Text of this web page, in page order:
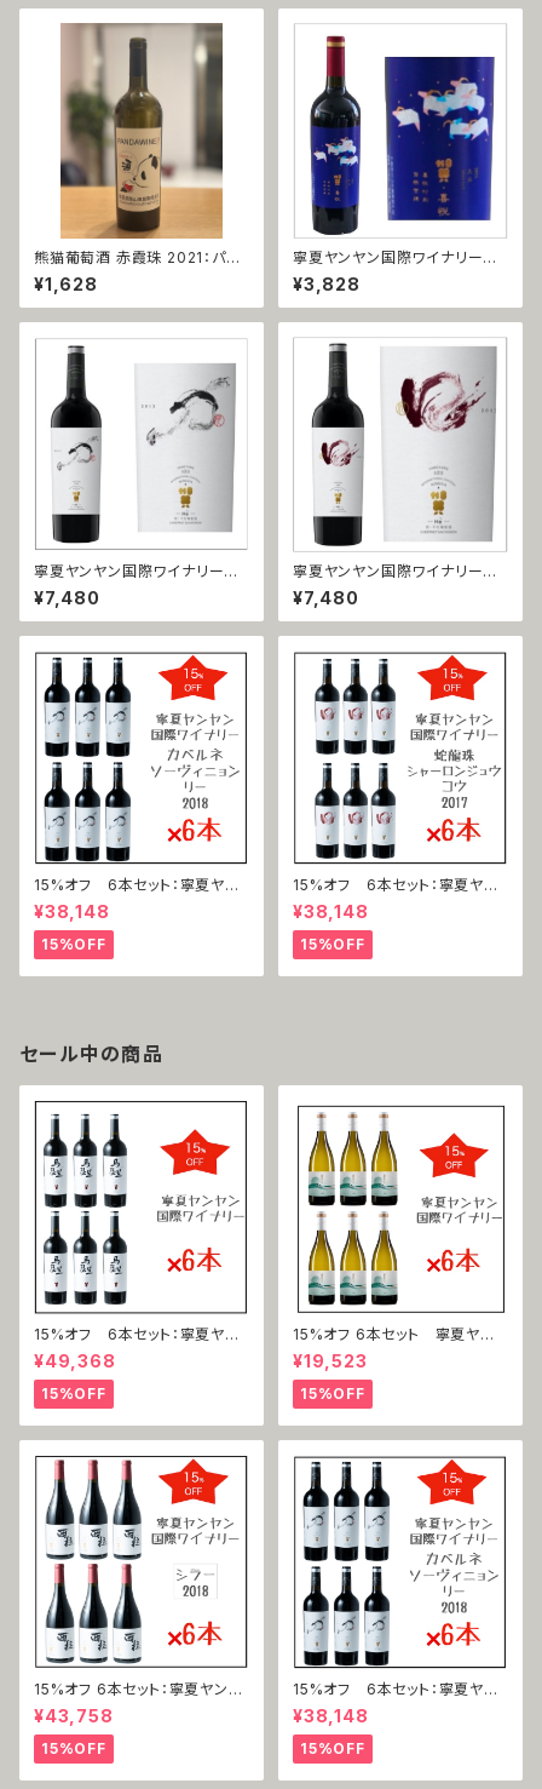
熊猫葡萄酒 赤霞珠 2021：パン
ダワイン カベルネ・ソーヴィニョ
ン 2021
¥1,628
寧夏ヤンヤン国際ワイナリー
美楽（メルロー）2018
¥3,828
寧夏ヤンヤン国際ワイナリー
赤霞珠 力（カベルネ・ソーヴィニ
ヨン＝リー ）2018
¥7,480
寧夏ヤンヤン国際ワイナリー
蛇龍珠 口（シャーロンジュウ＝
コウ）2017
¥7,480
15%オフ 6本セット：寧夏ヤン
ヤン国際ワイナリー 赤霞珠 力
（カベルネ・ソーヴィニヨン＝リ
ー ）2018
¥38,148
15%OFF
15%オフ 6本セット：寧夏ヤン
ヤン国際ワイナリー 蛇龍珠 口
（シャーロンジュウ＝コウ）2017
¥38,148
15%OFF
セール中の商品
15%オフ 6本セット：寧夏ヤン
ヤン国際ワイナリー 馬瑟蘭（マ
ルスラン）2019
¥49,368
15%OFF
15%オフ 6本セット 寧夏ヤン
ヤン国際ワイナリー 寧夏ヤン
ヤン国際ワイナリー 霞多麗（シ
ャルドネ）2021
¥19,523
15%OFF
15%オフ 6本セット：寧夏ヤンヤ
ン国際ワイナリー 西拉（シラ
ー）2019
¥43,758
15%OFF
15%オフ 6本セット：寧夏ヤン
ヤン国際ワイナリー 赤霞珠 力
（カベルネ・ソーヴィニヨン＝リ
ー ）2018
¥38,148
15%OFF